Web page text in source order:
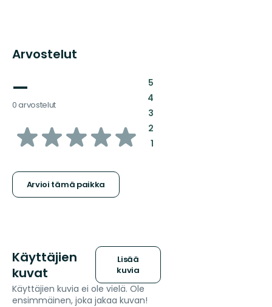
Arvostelut
—
0 arvostelut
/5
Arvioi tämä paikka
5:
4:
3:
2:
1:
Käyttäjien
kuvat
Lisää
kuvia
Käyttäjien kuvia ei ole vielä. Ole
ensimmäinen, joka jakaa kuvan!